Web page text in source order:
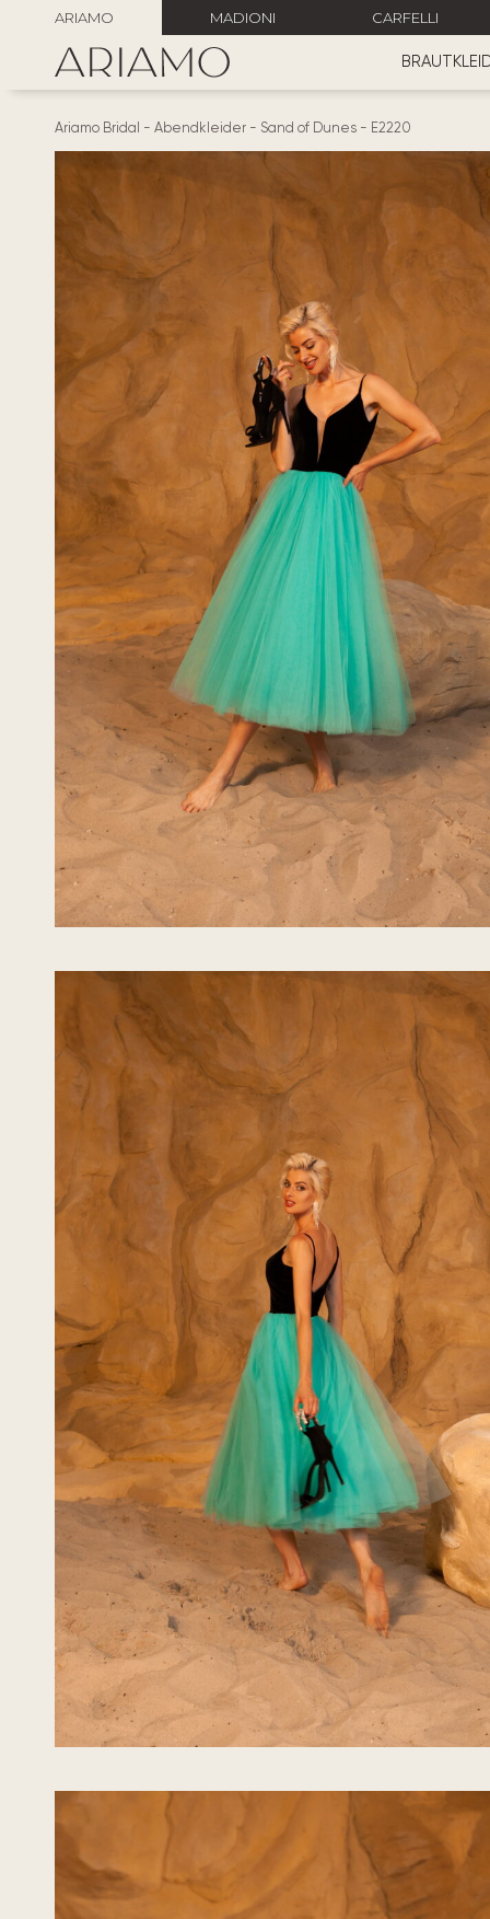
ARIAMO MADIONI CARFELLI
Ariamo Bridal - Abendkleider - Sand of Dunes - E2220